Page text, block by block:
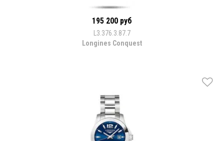
195 200 руб
L3.376.3.87.7
Longines Conquest